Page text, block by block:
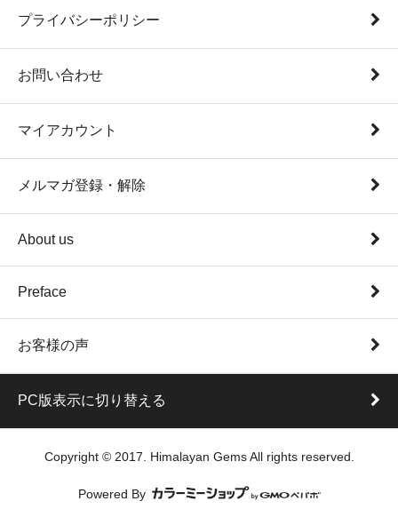
プライバシーポリシー
お問い合わせ
マイアカウント
メルマガ登録・解除
About us
Preface
お客様の声
PC版表示に切り替える
Copyright © 2017. Himalayan Gems All rights reserved.
Powered By